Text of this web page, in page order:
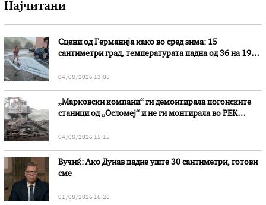
Најчитани
Сцени од Германија како во сред зима: 15
сантиметри град, температурата падна од 36 на 19
04/08/2026 13:08
„Марковски компани“ ги демонтирала погонските
станици од „Осломеј“ и не ги монтирала во РЕК
04/08/2026 15:15
Вучиќ: Ако Дунав падне уште 30 сантиметри, готови
сме
01/08/2026 16:28